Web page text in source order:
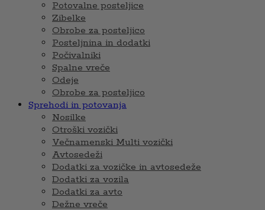
Potovalne posteljice
Zibelke
Obrobe za posteljico
Posteljnina in dodatki
Počivalniki
Spalne vreče
Odeje
Obrobe za posteljico
Sprehodi in potovanja
Nosilke
Otroški vozički
Večnamenski Multi vozički
Avtosedeži
Dodatki za vozičke in avtosedeže
Dodatki za vozila
Dodatki za avto
Dežne vreče